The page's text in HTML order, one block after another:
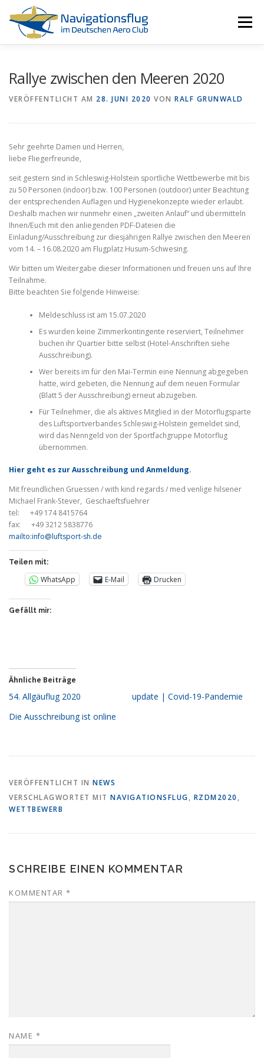
Inhalt
springen
Menü
Rallye zwischen den Meeren 2020
VERÖFFENTLICHT AM 28. JUNI 2020 VON RALF GRUNWALD
Sehr geehrte Damen und Herren,
liebe Fliegerfreunde,
seit gestern sind in Schleswig-Holstein sportliche Wettbewerbe mit bis
zu 50 Personen (indoor) bzw. 100 Personen (outdoor) unter Beachtung
der entsprechenden Auflagen und Hygienekonzepte wieder erlaubt.
Deshalb machen wir nunmehr einen „zweiten Anlauf“ und übermitteln
Ihnen/Euch mit den anliegenden PDF-Dateien die
Einladung/Ausschreibung zur diesjährigen Rallye zwischen den Meeren
vom 14. – 16.08.2020 am Flugplatz Husum-Schwesing.
Wir bitten um Weitergabe dieser Informationen und freuen uns auf Ihre
Teilnahme.
Bitte beachten Sie folgende Hinweise:
Meldeschluss ist am 15.07.2020
Es wurden keine Zimmerkontingente reserviert, Teilnehmer
buchen ihr Quartier bitte selbst (Hotel-Anschriften siehe
Ausschreibung).
Wer bereits im für den Mai-Termin eine Nennung abgegeben
hatte, wird gebeten, die Nennung auf dem neuen Formular
(Blatt 5 der Ausschreibung) erneut abzugeben.
Für Teilnehmer, die als aktives Mitglied in der Motorflugsparte
des Luftsportverbandes Schleswig-Holstein gemeldet sind,
wird das Nenngeld von der Sportfachgruppe Motorflug
übernommen.
Hier geht es zur Ausschreibung und Anmeldung.
Mit freundlichen Gruessen / with kind regards / med venlige hilsener
Michael Frank-Stever, Geschaeftsfuehrer
tel: +49 174 8415764
fax: +49 3212 5838776
mailto:info@luftsport-sh.de
Teilen mit:
WhatsApp E-Mail Drucken
Gefällt mir:
Ähnliche Beiträge
54. Allgäuflug 2020
update | Covid-19-Pandemie
Die Ausschreibung ist online
VERÖFFENTLICHT IN NEWS
VERSCHLAGWORTET MIT NAVIGATIONSFLUG, RZDM2020 ,
WETTBEWERB
SCHREIBE EINEN KOMMENTAR
KOMMENTAR *
NAME *